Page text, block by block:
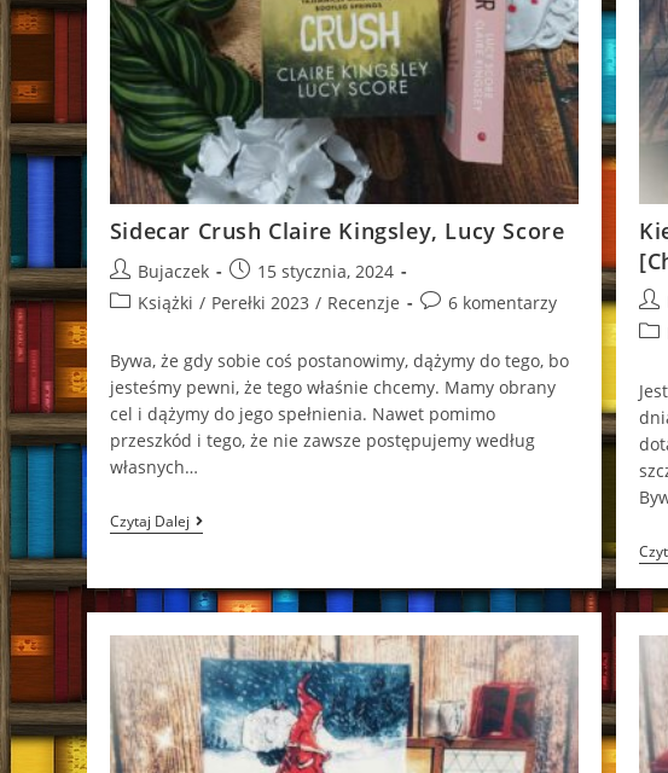
Sidecar Crush Claire Kingsley, Lucy Score
Post
author:
Bujaczek
Post
published:
15 stycznia, 2024
PostKsiążki / Perełki 2023 / Recenzje
Post6 komentarzy
Bywa, że gdy sobie coś postanowimy, dążymy do tego, bo
jesteśmy pewni, że tego właśnie chcemy. Mamy obrany
cel i dążymy do jego spełnienia. Nawet pomimo
przeszkód i tego, że nie zawsze postępujemy według
własnych…
Czytaj DalejSidecar
Crush
Lucy
Score